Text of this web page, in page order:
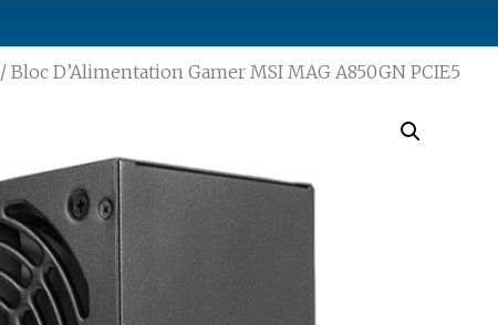
/ Bloc D’Alimentation Gamer MSI MAG A850GN PCIE5